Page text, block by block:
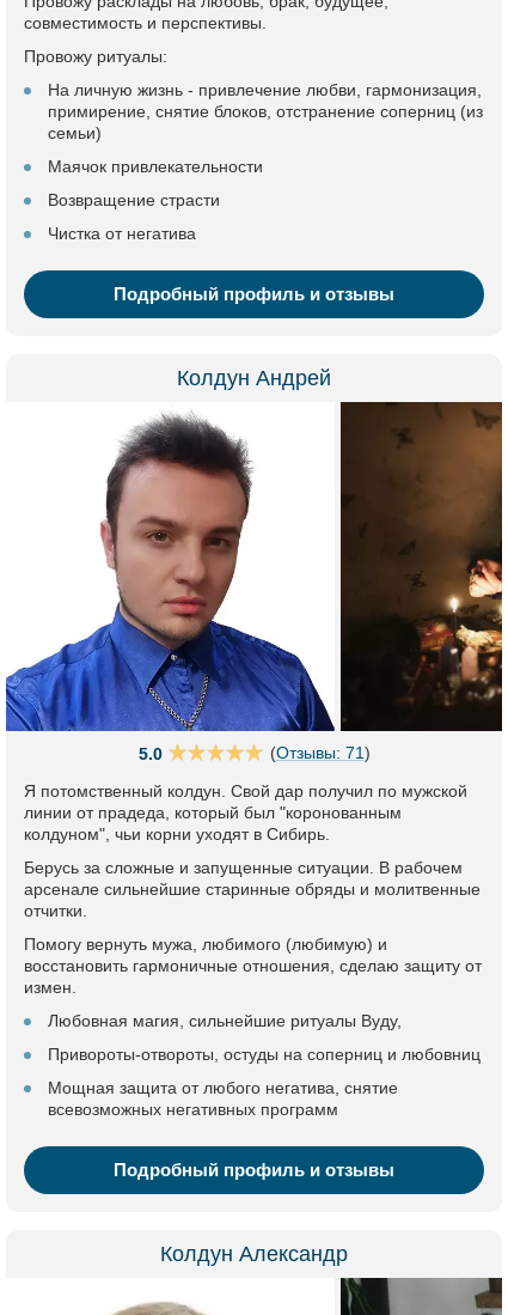
совместимость и перспективы.
Провожу ритуалы:
На личную жизнь - привлечение любви, гармонизация,
примирение, снятие блоков, отстранение соперниц (из
семьи)
Маячок привлекательности
Возвращение страсти
Чистка от негатива
Подробный профиль и отзывы
Колдун Андрей
5.0 (Отзывы: 71)
Я потомственный колдун. Свой дар получил по мужской
линии от прадеда, который был "коронованным
колдуном", чьи корни уходят в Сибирь.
Берусь за сложные и запущенные ситуации. В рабочем
арсенале сильнейшие старинные обряды и молитвенные
отчитки.
Помогу вернуть мужа, любимого (любимую) и
восстановить гармоничные отношения, сделаю защиту от
измен.
Любовная магия, сильнейшие ритуалы Вуду,
Привороты-отвороты, остуды на соперниц и любовниц
Мощная защита от любого негатива, снятие
всевозможных негативных программ
Подробный профиль и отзывы
Колдун Александр